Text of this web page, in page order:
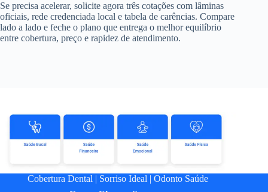
Se precisa acelerar, solicite agora três cotações com lâminas
oficiais, rede credenciada local e tabela de carências. Compare
lado a lado e feche o plano que entrega o melhor equilíbrio
entre cobertura, preço e rapidez de atendimento.
Cobertura Dental | Sorriso Ideal |Odonto Saúde